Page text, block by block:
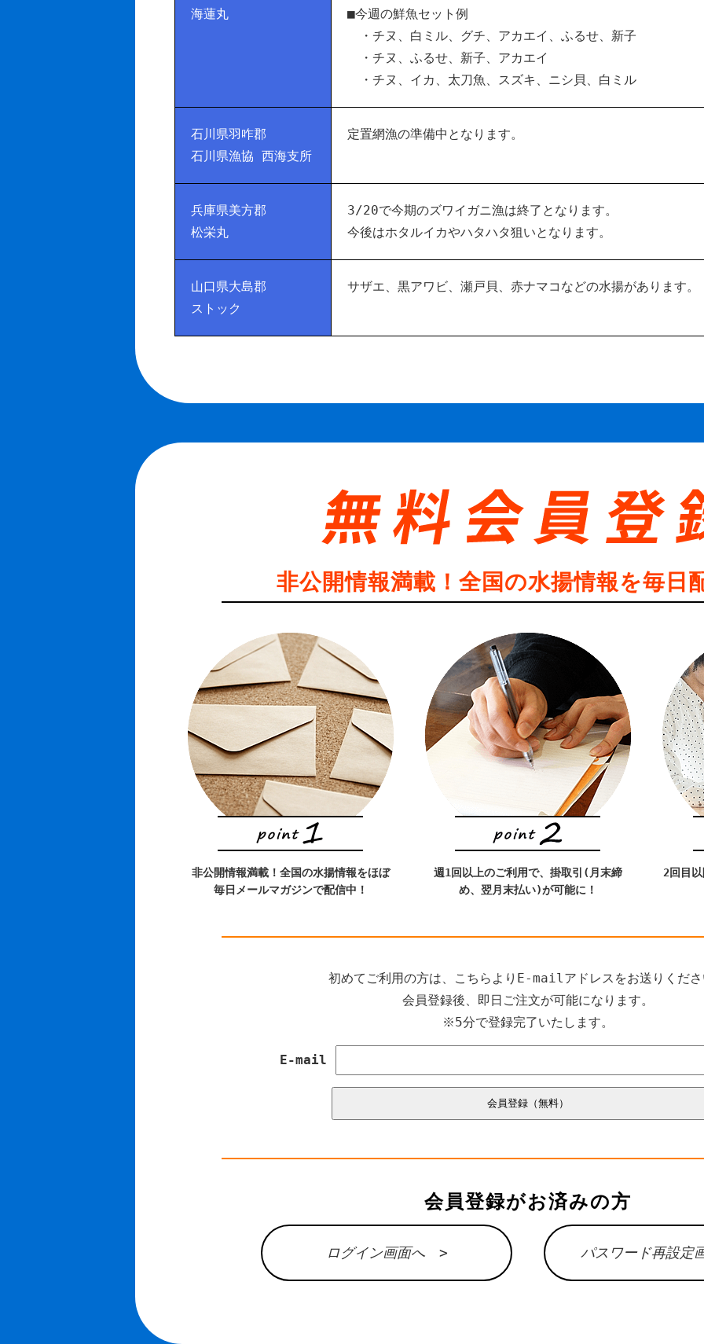
海蓮丸
■今週の鮮魚セット例
・チヌ、白ミル、グチ、アカエイ、ふるせ、新子
・チヌ、ふるせ、新子、アカエイ
・チヌ、イカ、太刀魚、スズキ、ニシ貝、白ミル
石川県羽咋郡
石川県漁協 西海支所
定置網漁の準備中となります。
兵庫県美方郡
松栄丸
3/20で今期のズワイガニ漁は終了となります。
今後はホタルイカやハタハタ狙いとなります。
山口県大島郡
ストック
サザエ、黒アワビ、瀬戸貝、赤ナマコなどの水揚があります。
非公開情報満載！全国の水揚情報を毎日
非公開情報満載！全国の水揚情報をほぼ
毎日メールマガジンで配信中！
週1回以上のご利用で、掛取引(月末締
め、翌月末払い)が可能に！
2回目
初めてご利用の方は、こちらよりE-mailアドレスをお送りくだ
会員登録後、即日ご注文が可能になります。
※5分で登録完了いたします。
E-mail
会員登録がお済みの方
ログイン画面へ > パスワード再設